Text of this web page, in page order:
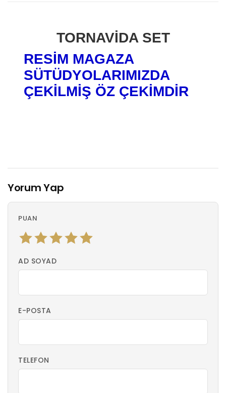
TORNAVİDA SET
RESİM MAGAZA
SÜTÜDYOLARIMIZDA
ÇEKİLMİŞ ÖZ ÇEKİMDİR
Yorum Yap
PUAN
AD SOYAD
E-POSTA
TELEFON